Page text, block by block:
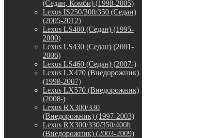
(Седан, Комби) (1998-2005)
Lexus IS250/300/350 (Седан)
(2005-2012)
Lexus LS400 (Седан) (1995-
2000)
Lexus LS430 (Седан) (2001-
2006)
Lexus LS460 (Седан) (2007-)
Lexus LX470 (Внедорожник)
(1998-2007)
Lexus LX570 (Внедорожник)
(2008-)
Lexus RX300/330
(Внедорожник) (1997-2003)
Lexus RX300/330/350/400h
(Внедорожник) (2003-2009)